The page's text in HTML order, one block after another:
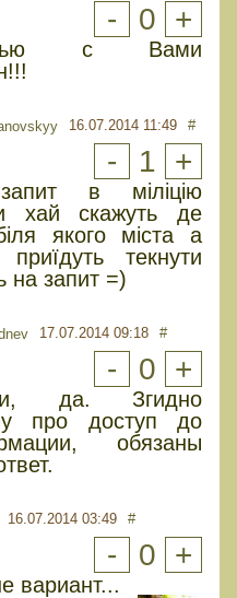
- 0 +
с Вами
16.07.2014 11:49 #
- 1 +
в міліцію
хай скажуть де
якого міста а
текнути
на запит =)
17.07.2014 09:18 #
- 0 +
да. Згидно
про доступ до
обязаны
16.07.2014 03:49 #
- 0 +
вариант...